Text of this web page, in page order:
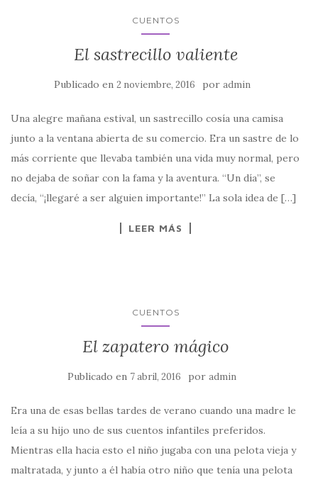
CUENTOS
El sastrecillo valiente
Publicado en 2 noviembre, 2016 por admin
Una alegre mañana estival, un sastrecillo cosía una camisa
junto a la ventana abierta de su comercio. Era un sastre de lo
más corriente que llevaba también una vida muy normal, pero
no dejaba de soñar con la fama y la aventura. “Un día”, se
decía, “¡llegaré a ser alguien importante!” La sola idea de […]
LEER MÁS
CUENTOS
El zapatero mágico
Publicado en 7 abril, 2016 por admin
Era una de esas bellas tardes de verano cuando una madre le
leía a su hijo uno de sus cuentos infantiles preferidos.
Mientras ella hacia esto el niño jugaba con una pelota vieja y
maltratada, y junto a él había otro niño que tenía una pelota